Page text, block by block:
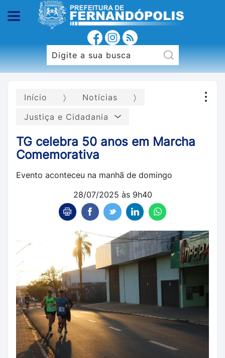
Início
Notícias
Justiça e Cidadania
TG celebra 50 anos em Marcha
Comemorativa
Evento aconteceu na manhã de domingo
28/07/2025 às 9h40